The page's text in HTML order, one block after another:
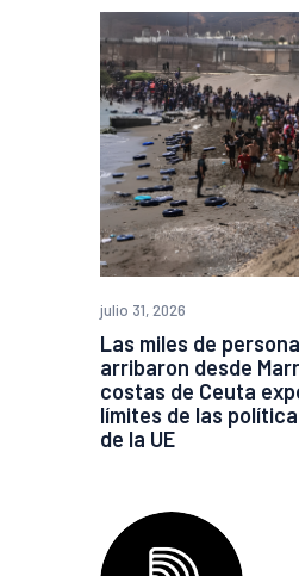
julio 31, 2026
Las miles de
arribaron desde
costas de Ceuta
límites de las
de la UE